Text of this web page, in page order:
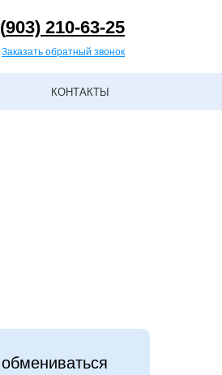
903) 210-63-25
Заказать обратный звонок
КОНТАКТЫ